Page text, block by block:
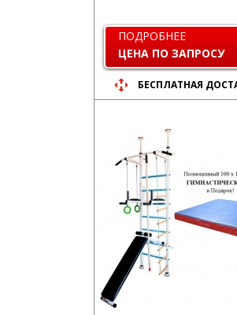
ПОДРОБНЕЕ
ЦЕНА ПО ЗАПРОСУ
БЕСПЛАТНАЯ